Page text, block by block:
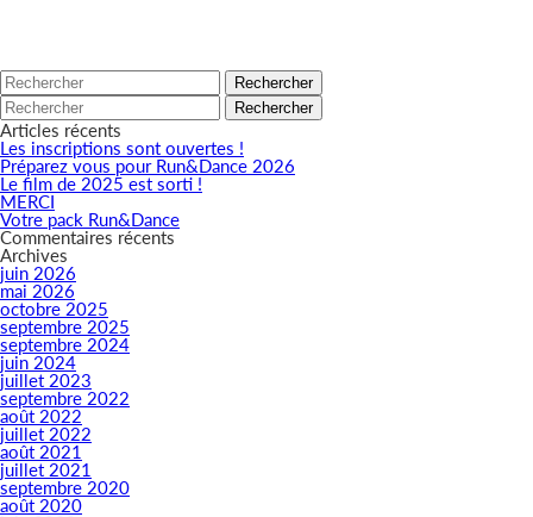
Rechercher
Rechercher
Articles récents
Les inscriptions sont ouvertes !
Préparez vous pour Run&Dance 2026
Le film de 2025 est sorti !
MERCI
Votre pack Run&Dance
Commentaires récents
Archives
juin 2026
mai 2026
octobre 2025
septembre 2025
septembre 2024
juin 2024
juillet 2023
septembre 2022
août 2022
juillet 2022
août 2021
juillet 2021
septembre 2020
août 2020